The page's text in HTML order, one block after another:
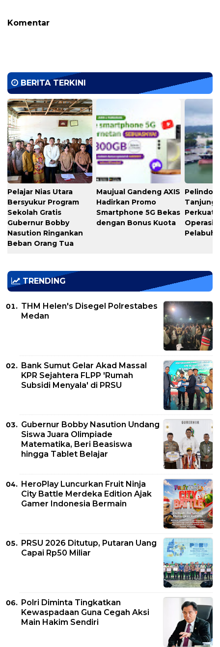
Komentar
BERITA TERKINI
Pelajar Nias Utara
Bersyukur Program
Sekolah Gratis
Gubernur Bobby
Nasution Ringankan
Beban Orang Tua
Maujual Gandeng AXIS
Hadirkan Promo
Smartphone 5G Bekas
dengan Bonus Kuota
Pelindo
Tanjung
Perkuat
TRENDING
THM Helen's Disegel Polrestabes
Medan
Bank Sumut Gelar Akad Massal
KPR Sejahtera FLPP 'Rumah
Subsidi Menyala' di PRSU
Gubernur Bobby Nasution Undang
Siswa Juara Olimpiade
Matematika, Beri Beasiswa
hingga Tablet Belajar
HeroPlay Luncurkan Fruit Ninja
City Battle Merdeka Edition Ajak
Gamer Indonesia Bermain
PRSU 2026 Ditutup, Putaran Uang
Capai Rp50 Miliar
Polri Diminta Tingkatkan
Kewaspadaan Guna Cegah Aksi
Main Hakim Sendiri